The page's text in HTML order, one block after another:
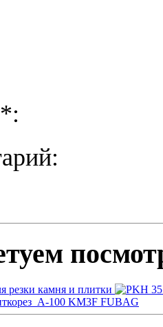
резки камня и плитки
A-100 KM3F FUBAG